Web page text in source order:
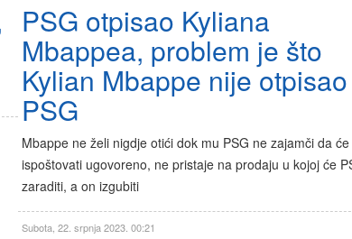
PSG otpisao Kyliana
Mbappea, problem je što
Kylian Mbappe nije otpisao
PSG
Mbappe ne želi nigdje otići dok mu PSG ne zajamči da će
ispoštovati ugovoreno, ne pristaje na prodaju u kojoj će
zaraditi, a on izgubiti
Subota, 22. srpnja 2023. 00:21